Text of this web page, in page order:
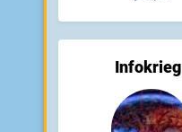
Infokrieg